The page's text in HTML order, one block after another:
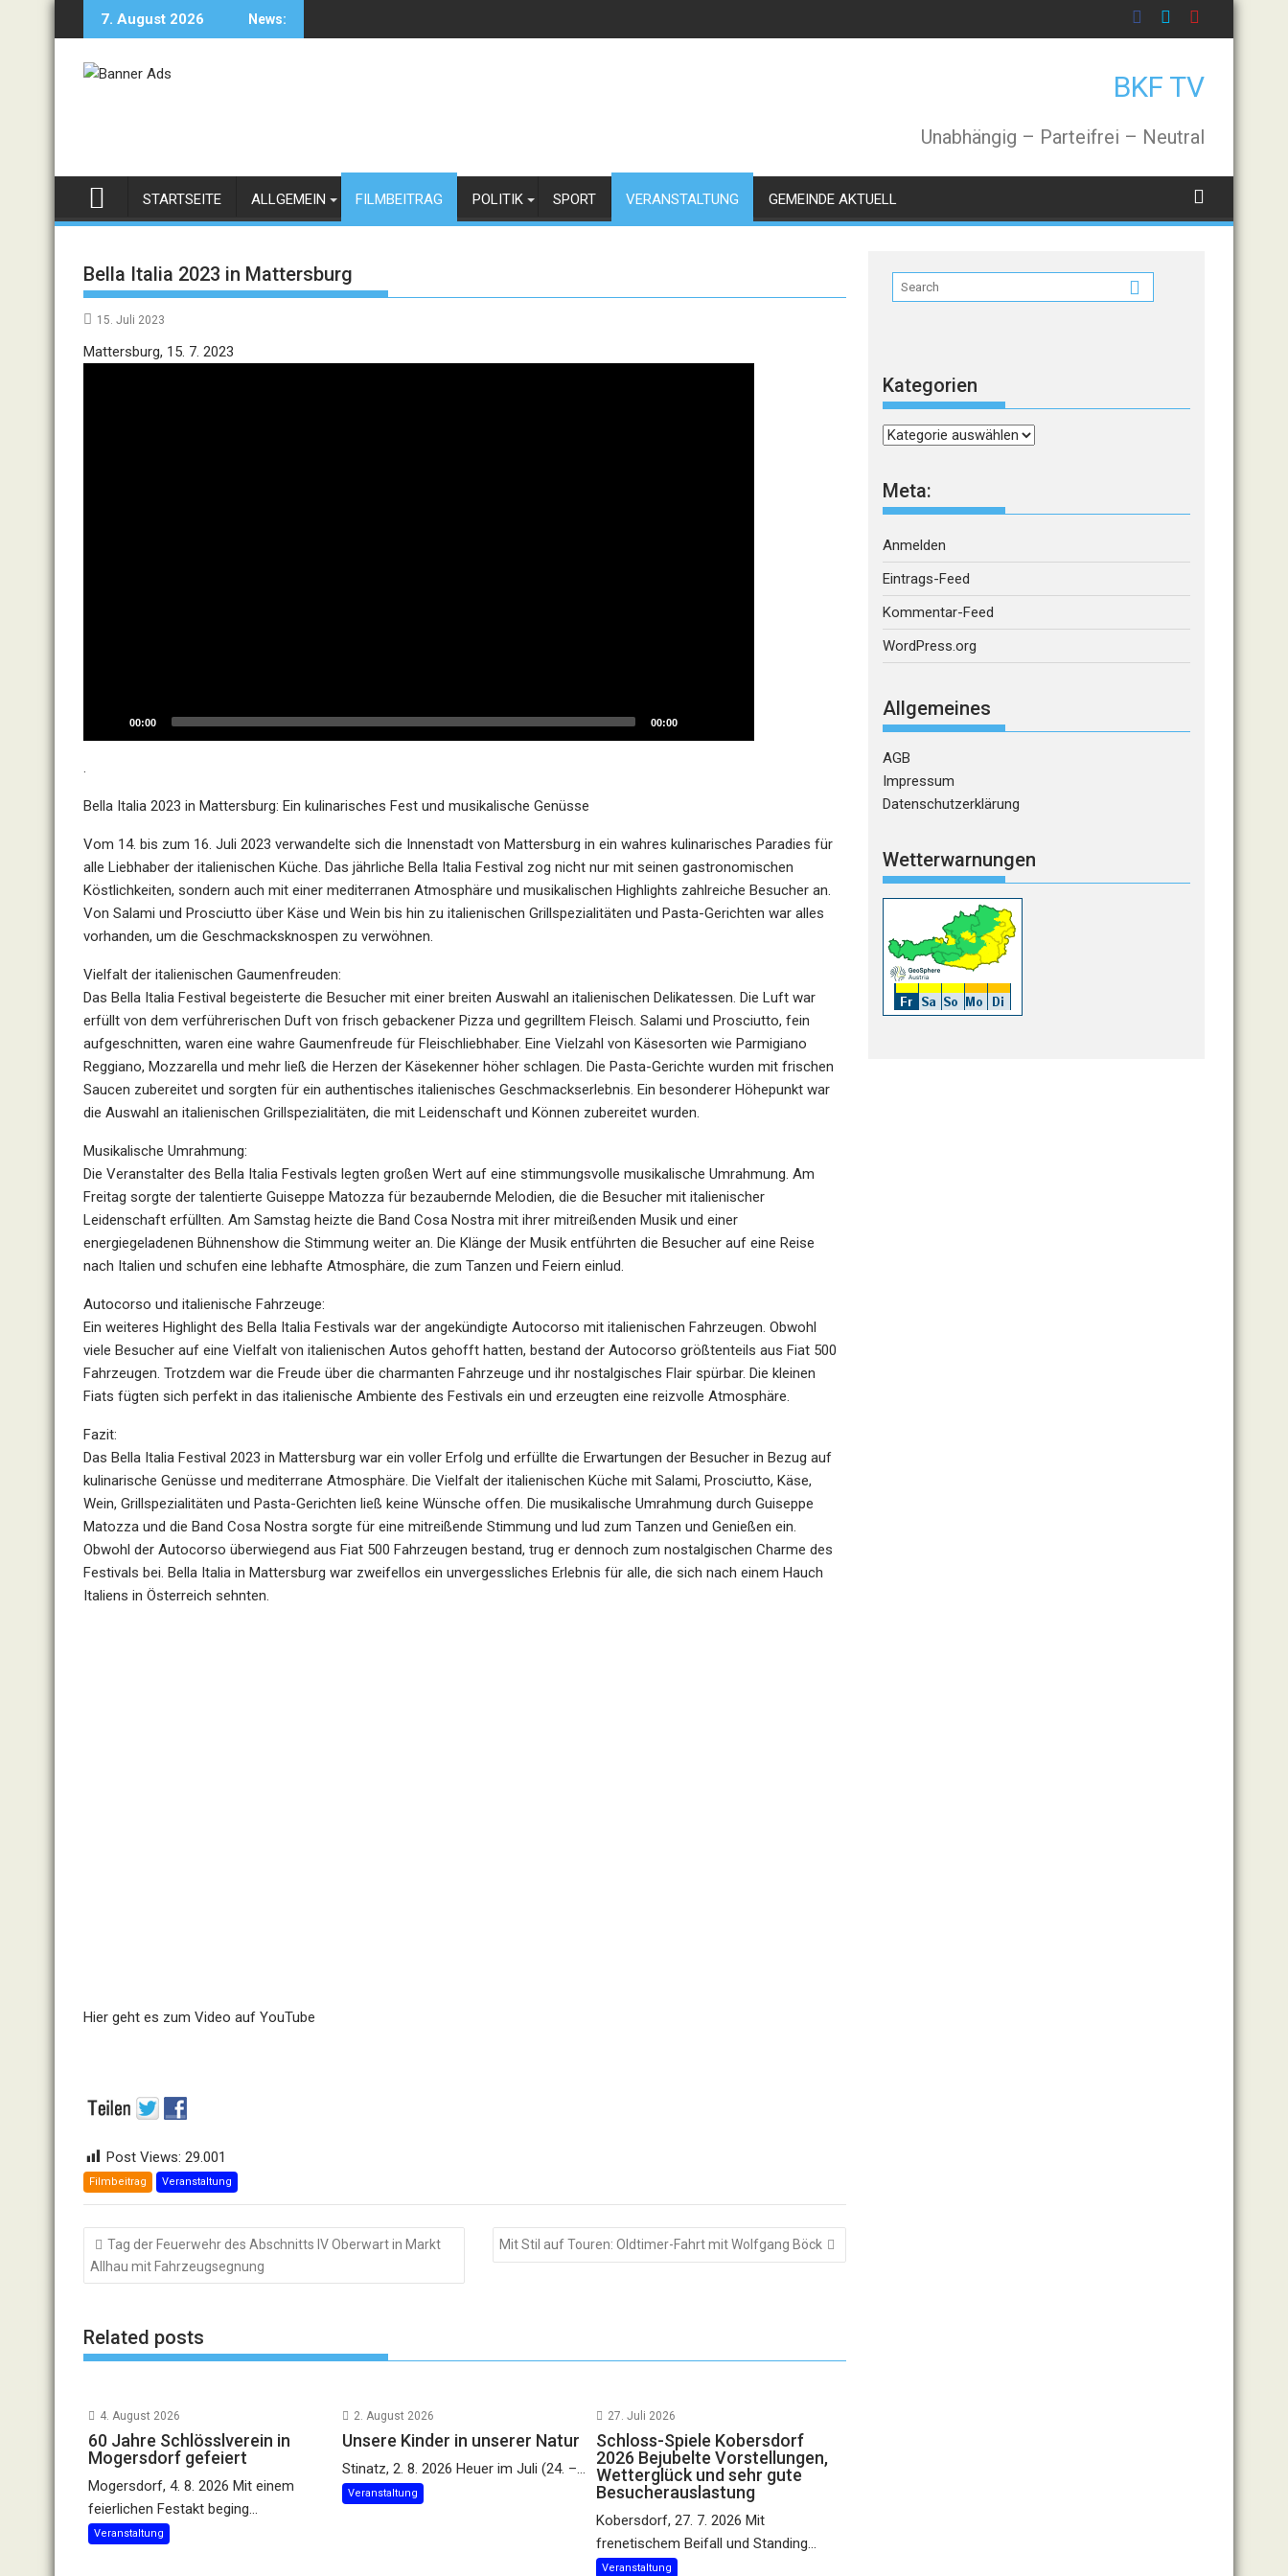
7. August 2026 News:
BKF TV
Unabhängig – Parteifrei – Neutral
STARTSEITE ALLGEMEIN FILMBEITRAG POLITIK SPORT VERANSTALTUNG GEMEINDE AKTUELL
Bella Italia 2023 in Mattersburg
15. Juli 2023
Mattersburg, 15. 7. 2023
00:00 00:00
.
Bella Italia 2023 in Mattersburg: Ein kulinarisches Fest und musikalische Genüsse
Vom 14. bis zum 16. Juli 2023 verwandelte sich die Innenstadt von Mattersburg in ein wahres kulinarisches Paradies für
alle Liebhaber der italienischen Küche. Das jährliche Bella Italia Festival zog nicht nur mit seinen gastronomischen
Köstlichkeiten, sondern auch mit einer mediterranen Atmosphäre und musikalischen Highlights zahlreiche Besucher an.
Von Salami und Prosciutto über Käse und Wein bis hin zu italienischen Grillspezialitäten und Pasta-Gerichten war alles
vorhanden, um die Geschmacksknospen zu verwöhnen.
Vielfalt der italienischen Gaumenfreuden:
Das Bella Italia Festival begeisterte die Besucher mit einer breiten Auswahl an italienischen Delikatessen. Die Luft war
erfüllt von dem verführerischen Duft von frisch gebackener Pizza und gegrilltem Fleisch. Salami und Prosciutto, fein
aufgeschnitten, waren eine wahre Gaumenfreude für Fleischliebhaber. Eine Vielzahl von Käsesorten wie Parmigiano
Reggiano, Mozzarella und mehr ließ die Herzen der Käsekenner höher schlagen. Die Pasta-Gerichte wurden mit frischen
Saucen zubereitet und sorgten für ein authentisches italienisches Geschmackserlebnis. Ein besonderer Höhepunkt war
die Auswahl an italienischen Grillspezialitäten, die mit Leidenschaft und Können zubereitet wurden.
Musikalische Umrahmung:
Die Veranstalter des Bella Italia Festivals legten großen Wert auf eine stimmungsvolle musikalische Umrahmung. Am
Freitag sorgte der talentierte Guiseppe Matozza für bezaubernde Melodien, die die Besucher mit italienischer
Leidenschaft erfüllten. Am Samstag heizte die Band Cosa Nostra mit ihrer mitreißenden Musik und einer
energiegeladenen Bühnenshow die Stimmung weiter an. Die Klänge der Musik entführten die Besucher auf eine Reise
nach Italien und schufen eine lebhafte Atmosphäre, die zum Tanzen und Feiern einlud.
Autocorso und italienische Fahrzeuge:
Ein weiteres Highlight des Bella Italia Festivals war der angekündigte Autocorso mit italienischen Fahrzeugen. Obwohl
viele Besucher auf eine Vielfalt von italienischen Autos gehofft hatten, bestand der Autocorso größtenteils aus Fiat 500
Fahrzeugen. Trotzdem war die Freude über die charmanten Fahrzeuge und ihr nostalgisches Flair spürbar. Die kleinen
Fiats fügten sich perfekt in das italienische Ambiente des Festivals ein und erzeugten eine reizvolle Atmosphäre.
Fazit:
Das Bella Italia Festival 2023 in Mattersburg war ein voller Erfolg und erfüllte die Erwartungen der Besucher in Bezug auf
kulinarische Genüsse und mediterrane Atmosphäre. Die Vielfalt der italienischen Küche mit Salami, Prosciutto, Käse,
Wein, Grillspezialitäten und Pasta-Gerichten ließ keine Wünsche offen. Die musikalische Umrahmung durch Guiseppe
Matozza und die Band Cosa Nostra sorgte für eine mitreißende Stimmung und lud zum Tanzen und Genießen ein.
Obwohl der Autocorso überwiegend aus Fiat 500 Fahrzeugen bestand, trug er dennoch zum nostalgischen Charme des
Festivals bei. Bella Italia in Mattersburg war zweifellos ein unvergessliches Erlebnis für alle, die sich nach einem Hauch
Italiens in Österreich sehnten.
Hier geht es zum Video auf YouTube
Post Views: 29.001
Filmbeitrag Veranstaltung
Beitragsnavigation
Tag der Feuerwehr des Abschnitts IV Oberwart in Markt
Allhau mit Fahrzeugsegnung
Mit Stil auf Touren: Oldtimer-Fahrt mit Wolfgang Böck
Related posts
4. August 2026
60 Jahre Schlösslverein in
Mogersdorf gefeiert
Mogersdorf, 4. 8. 2026 Mit einem
feierlichen Festakt beging...
Veranstaltung
2. August 2026
Unsere Kinder in unserer Natur
Stinatz, 2. 8. 2026 Heuer im Juli (24. –...
Veranstaltung
27. Juli 2026
Schloss-Spiele Kobersdorf
2026 Bejubelte Vorstellungen,
Wetterglück und sehr gute
Besucherauslastung
Kobersdorf, 27. 7. 2026 Mit
frenetischem Beifall und Standing...
Veranstaltung
Kategorien
Kategorien
Meta:
Anmelden
Eintrags-Feed
Kommentar-Feed
WordPress.org
Allgemeines
AGB
Impressum
Datenschutzerklärung
Wetterwarnungen